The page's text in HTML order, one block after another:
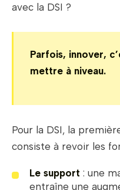
avec la DSI ?
Parfois, innover,
mettre à niveau.
Pour la DSI, la
consiste à revoir les
Le support : une
entraîne une